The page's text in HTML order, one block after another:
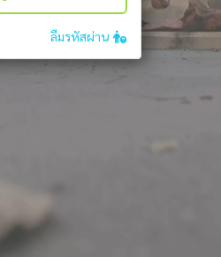
ลืมรหัสผ่าน